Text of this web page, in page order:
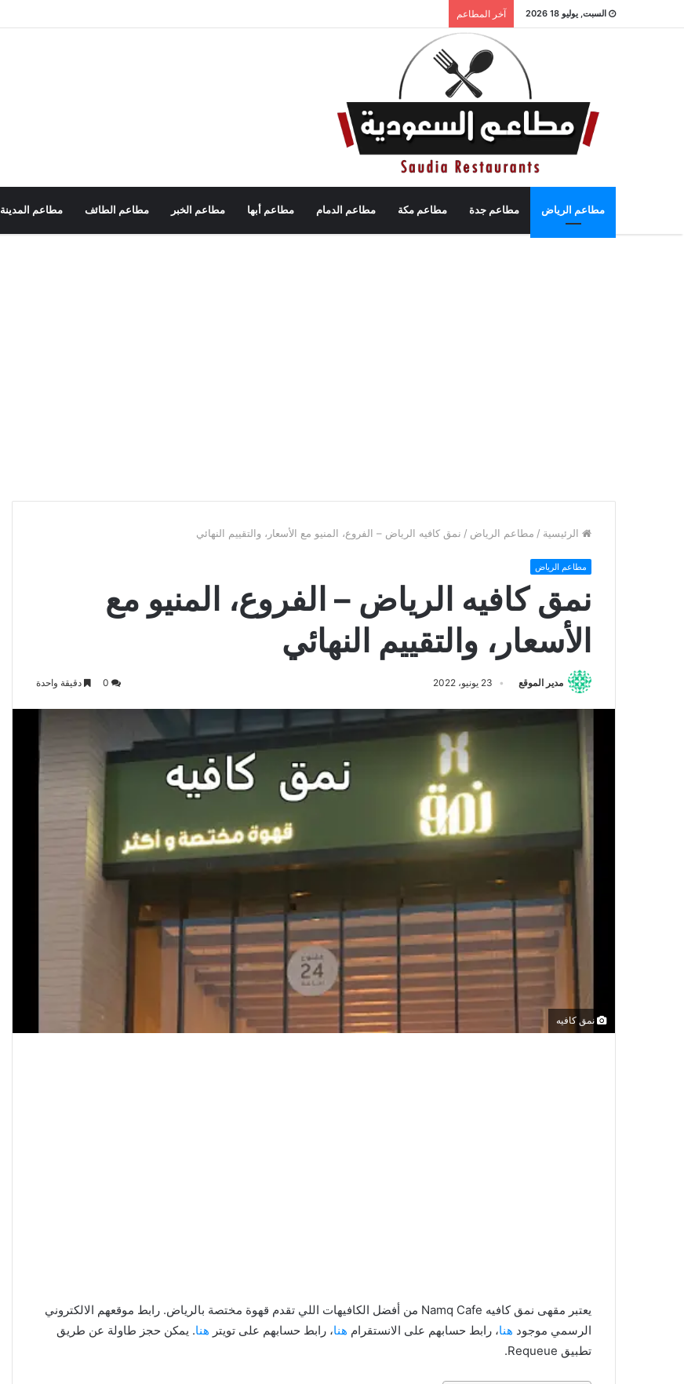
السبت, يوليو 18 2026 آخر المطاعم
مطاعم الرياض مطاعم جدة مطاعم مكة مطاعم الدمام مطاعم أبها مطاعم الخبر مطاعم الطائف مطاعم المدينة
الرئيسية / مطاعم الرياض / نمق كافيه الرياض – الفروع، المنيو مع الأسعار، والتقييم النهائي
مطاعم الرياض
نمق كافيه الرياض – الفروع، المنيو مع
الأسعار، والتقييم النهائي
مدير الموقع 23 يونيو، 2022 دقيقة واحدة
نمق كافيه
يعتبر مقهى نمق كافيه Namq Cafe من أفضل الكافيهات اللي تقدم قهوة مختصة بالرياض. رابط موقعهم الالكتروني
الرسمي موجود هنا، رابط حسابهم على الانستقرام هنا، رابط حسابهم على تويتر هنا. يمكن حجز طاولة عن طريق
تطبيق Requeue.